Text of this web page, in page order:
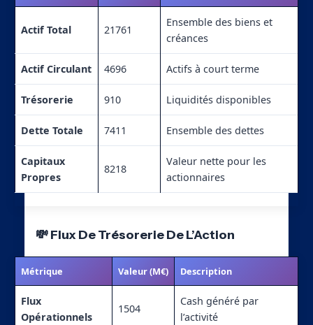
Actif Total 21761
Ensemble des biens et
créances
Actif Circulant 4696 Actifs à court terme
Trésorerie 910 Liquidités disponibles
Dette Totale 7411 Ensemble des dettes
Capitaux
Propres
8218
Valeur nette pour les
actionnaires
💸 Flux De Trésorerie De L’Action
Métrique Valeur (M€) Description
Flux
Opérationnels
1504
Cash généré par
l’activité